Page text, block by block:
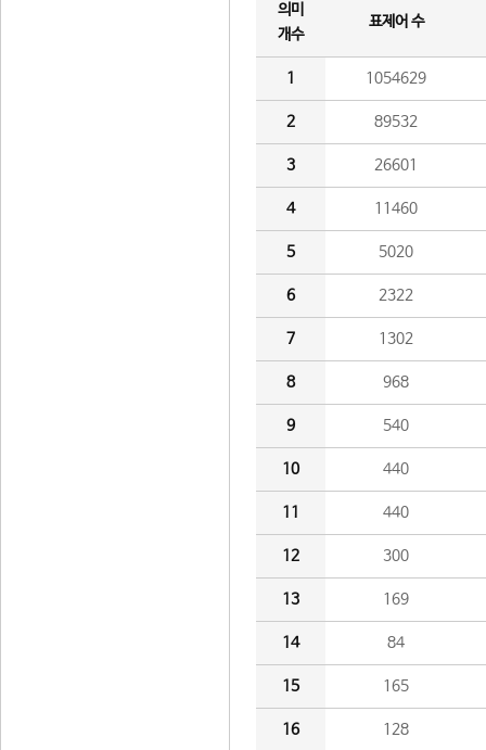
의미
개수
표제어 수
1 1054629
2 89532
3 26601
4 11460
5 5020
6 2322
7 1302
8 968
9 540
10 440
11 440
12 300
13 169
14 84
15 165
16 128